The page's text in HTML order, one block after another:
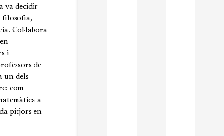
va decidir
filosofia,
Col·labora
i
de
un dels
com
a
pitjors en